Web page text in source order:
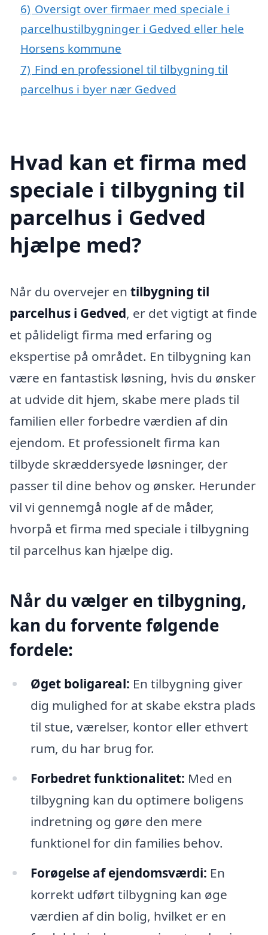
6) Oversigt over firmaer med speciale i
parcelhustilbygninger i Gedved eller hele
Horsens kommune
7) Find en professionel til tilbygning til
parcelhus i byer nær Gedved
Hvad kan et firma med
speciale i tilbygning til
parcelhus i Gedved
hjælpe med?
Når du overvejer en tilbygning til
parcelhus i Gedved, er det vigtigt at finde
et pålideligt firma med erfaring og
ekspertise på området. En tilbygning kan
være en fantastisk løsning, hvis du ønsker
at udvide dit hjem, skabe mere plads til
familien eller forbedre værdien af din
ejendom. Et professionelt firma kan
tilbyde skræddersyede løsninger, der
passer til dine behov og ønsker. Herunder
vil vi gennemgå nogle af de måder,
hvorpå et firma med speciale i tilbygning
til parcelhus kan hjælpe dig.
Når du vælger en tilbygning,
kan du forvente følgende
fordele:
Øget boligareal: En tilbygning giver
dig mulighed for at skabe ekstra plads
til stue, værelser, kontor eller ethvert
rum, du har brug for.
Forbedret funktionalitet: Med en
tilbygning kan du optimere boligens
indretning og gøre den mere
funktionel for din families behov.
Forøgelse af ejendomsværdi: En
korrekt udført tilbygning kan øge
værdien af din bolig, hvilket er en